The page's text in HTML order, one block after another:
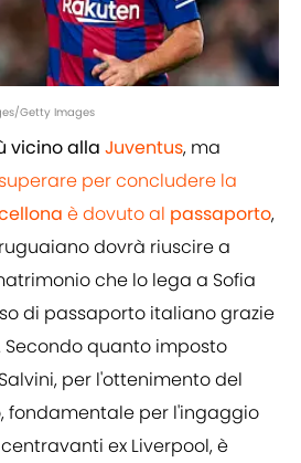
Getty Images
vicino alla Juventus, ma
per concludere la
è dovuto al passaporto,
dovrà riuscire a
che lo lega a Sofia
di passaporto italiano grazie
quanto imposto
per l'ottenimento del
fondamentale per l'ingaggio
ex Liverpool, è